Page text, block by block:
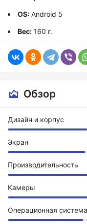
OS: Android 5
Вес: 160 г.
Обзор
Дизайн и корпус
Экран
Производительность
Камеры
Операционная система